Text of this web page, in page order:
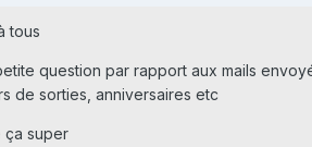
tous
question par rapport aux mails
de sorties, anniversaires etc
ça super